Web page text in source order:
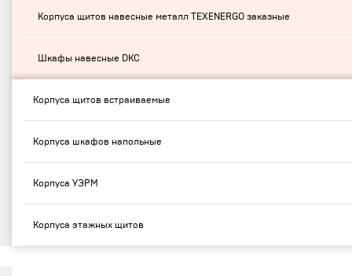
Корпуса щитов навесные металл TEXENERGO заказные
Шкафы навесные DKC
Корпуса щитов встраиваемые
Корпуса шкафов напольные
Корпуса УЭРМ
Корпуса этажных щитов